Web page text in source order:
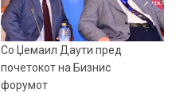
Со Џемаил Даути пред
почетокот на Бизнис
форумот